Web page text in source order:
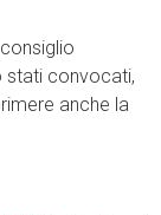
stati convocati,
anche la